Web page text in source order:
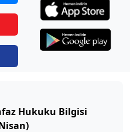
Hukuku Bilgisi